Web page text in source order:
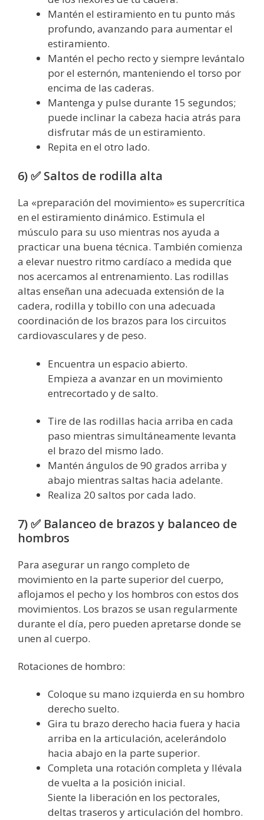
Mantén el estiramiento en tu punto más
profundo, avanzando para aumentar el
estiramiento.
Mantén el pecho recto y siempre levántalo
por el esternón, manteniendo el torso por
encima de las caderas.
Mantenga y pulse durante 15 segundos;
puede inclinar la cabeza hacia atrás para
disfrutar más de un estiramiento.
Repita en el otro lado.
6) ✅ Saltos de rodilla alta
La «preparación del movimiento» es supercrítica
en el estiramiento dinámico. Estimula el
músculo para su uso mientras nos ayuda a
practicar una buena técnica. También comienza
a elevar nuestro ritmo cardíaco a medida que
nos acercamos al entrenamiento. Las rodillas
altas enseñan una adecuada extensión de la
cadera, rodilla y tobillo con una adecuada
coordinación de los brazos para los circuitos
cardiovasculares y de peso.
Encuentra un espacio abierto.
Empieza a avanzar en un movimiento
entrecortado y de salto.
Tire de las rodillas hacia arriba en cada
paso mientras simultáneamente levanta
el brazo del mismo lado.
Mantén ángulos de 90 grados arriba y
abajo mientras saltas hacia adelante.
Realiza 20 saltos por cada lado.
7) ✅ Balanceo de brazos y balanceo de
hombros
Para asegurar un rango completo de
movimiento en la parte superior del cuerpo,
aflojamos el pecho y los hombros con estos dos
movimientos. Los brazos se usan regularmente
durante el día, pero pueden apretarse donde se
unen al cuerpo.
Rotaciones de hombro:
Coloque su mano izquierda en su hombro
derecho suelto.
Gira tu brazo derecho hacia fuera y hacia
arriba en la articulación, acelerándolo
hacia abajo en la parte superior.
Completa una rotación completa y llévala
de vuelta a la posición inicial.
Siente la liberación en los pectorales,
deltas traseros y articulación del hombro.